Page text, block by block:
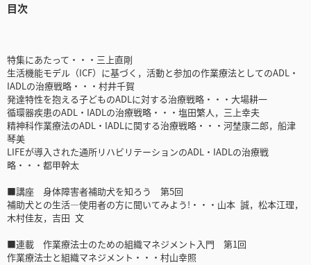
目次
特集にあたって・・・三上直剛
生活機能モデル（ICF）に基づく，活動と参加の作業療法としてのADL・
IADLの治療戦略・・・村井千賀
発達特性を抱える子どものADLに対する治療戦略・・・大場耕一
循環器疾患のADL・IADLの治療戦略・・・塩田繁人，三上幸夫
精神科作業療法のADL・IADLに関する治療戦略・・・河埜康二郎，船津
琴美
LIFEが導入された通所リハビリテーションのADL・IADLの治療戦
略・・・都甲幹太
■講座 身体障害者補助犬を知ろう 第5回
補助犬との生活―使用者の方に聞いてみよう!・・・山本 誠，松本江理，
木村佳友，吉田 文
■連載 作業療法士のための組織マネジメント入門 第1回
作業療法士と組織マネジメント・・・村山幸照